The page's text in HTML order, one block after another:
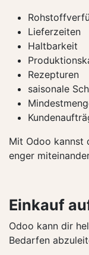
Lieferzeiten
Haltbarkeit
Rezepturen
saisonale
Mit Odoo kannst
enger
Einkauf
Odoo kann dir
Bedarfen